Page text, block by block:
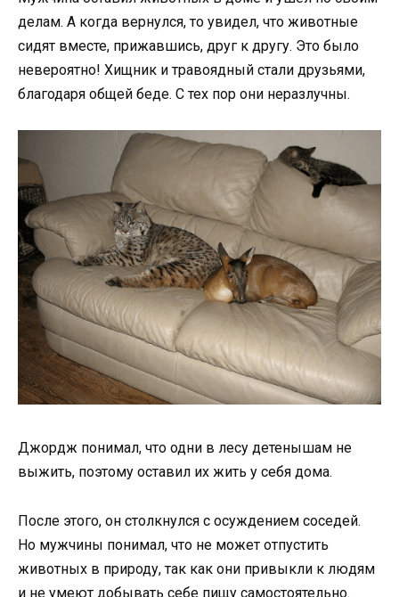
делам. А когда вернулся, то увидел, что животные
сидят вместе, прижавшись, друг к другу. Это было
невероятно! Хищник и травоядный стали друзьями,
благодаря общей беде. С тех пор они неразлучны.
Джордж понимал, что одни в лесу детенышам не
выжить, поэтому оставил их жить у себя дома.
После этого, он столкнулся с осуждением соседей.
Но мужчины понимал, что не может отпустить
животных в природу, так как они привыкли к людям
и не умеют добывать себе пищу самостоятельно.